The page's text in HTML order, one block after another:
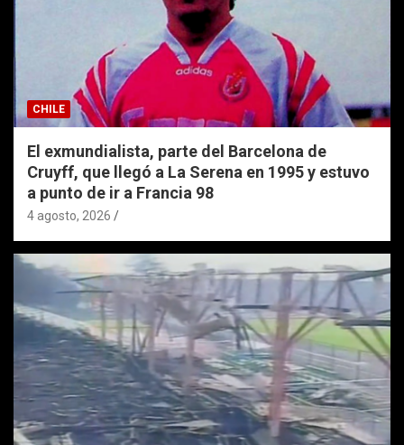
CHILE
El exmundialista, parte del Barcelona de
Cruyff, que llegó a La Serena en 1995 y estuvo
a punto de ir a Francia 98
4 agosto, 2026